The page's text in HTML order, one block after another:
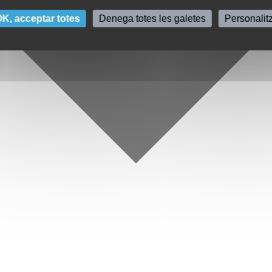
acceptar totes Denega totes les galetes